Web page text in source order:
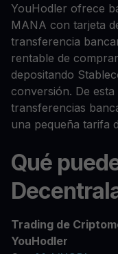
YouHodler ofrece
MANA con tarjeta
transferencia
rentable de
depositando
conversión. De
transferencias
una pequeña tarifa
Qué
Trading de
YouHodler